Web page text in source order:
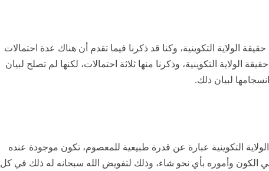
الولاية التكوينية، وكنا قد ذكرنا فيما تقدم أن هناك عدة احتمالات
الولاية التكوينية، وذكرنا منها ثلاثة احتمالات، لكنها لم تصلح لبيان
انسجامها لبيان ذلك.
الولاية التكوينية عبارة عن قدرة طبيعية للمعصوم، تكون موجودة عنده
الكون وأموره بأي نحو شاء، وذلك لتفويض الله سبحانه له ذلك في كل